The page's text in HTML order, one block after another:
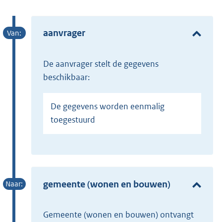
aanvrager
de aanvrager stelt de gegevens
beschikbaar:
De gegevens worden eenmalig
toegestuurd
gemeente (wonen en bouwen)
gemeente (wonen en bouwen) ontvangt